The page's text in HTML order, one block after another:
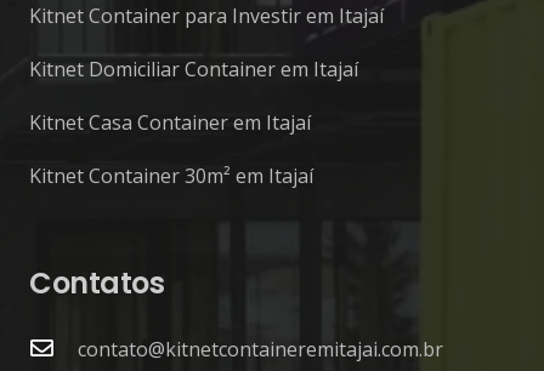
Kitnet Container para Investir em Itajaí
Kitnet Domiciliar Container em Itajaí
Kitnet Casa Container em Itajaí
Kitnet Container 30m² em Itajaí
Contatos
contato@kitnetcontaineremitajai.com.br